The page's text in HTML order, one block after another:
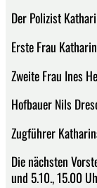
Der Polizist
Erste Frau
Zweite Frau Ines
Hofbauer Nils
Zugführer
Die nächsten
und 5.10., 15.00